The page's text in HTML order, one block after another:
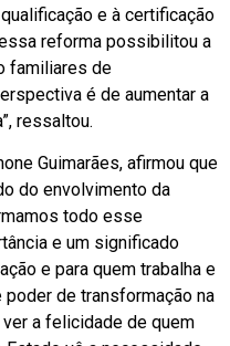
e à certificação
reforma possibilitou a
familiares de
é de aumentar a
ressaltou.
Guimarães, afirmou que
do envolvimento da
todo esse
e um significado
e para quem trabalha e
de transformação na
a felicidade de quem